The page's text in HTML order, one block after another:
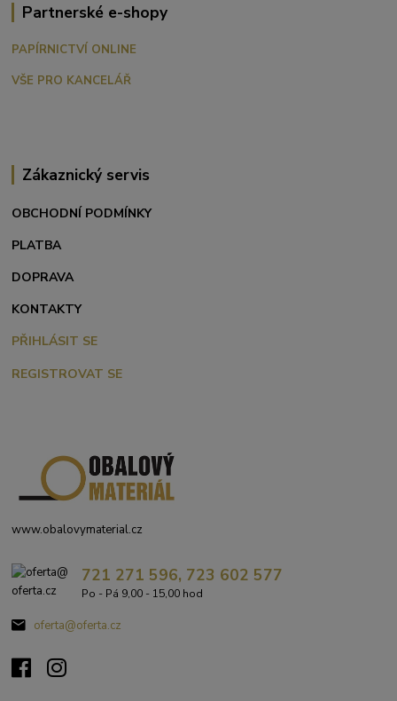
Partnerské e-shopy
PAPÍRNICTVÍ ONLINE
VŠE PRO KANCELÁŘ
Zákaznický servis
OBCHODNÍ PODMÍNKY
PLATBA
DOPRAVA
KONTAKTY
PŘIHLÁSIT SE
REGISTROVAT SE
www.obalovymaterial.cz
721 271 596, 723 602 577
Po - Pá 9,00 - 15,00 hod
oferta@oferta.cz